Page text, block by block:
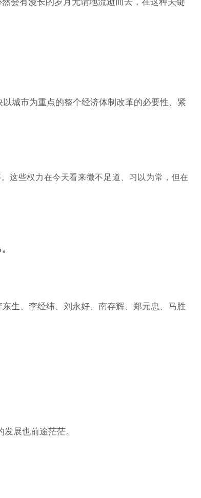
会有漫长的岁月无谓地流逝而去，在这种关键
城市为重点的整个经济体制改革的必要性、紧
这些权力在今天看来微不足道、习以为常，但在
生、李经纬、刘永好、南存辉、郑元忠、马胜
展也前途茫茫。